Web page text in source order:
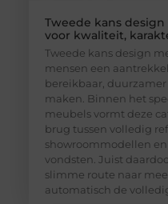
Tweede kans
voor kwaliteit,
Tweede kans design
mensen een
bereikbaar,
maken. Binnen het
meubels vormt deze
brug tussen volledig
showroommodellen
vondsten. Juist
slimme route naar
automatisch de